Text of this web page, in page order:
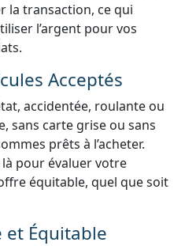
la transaction, ce qui
l’argent pour vos
Acceptés
accidentée, roulante ou
sans carte grise ou sans
prêts à l’acheter.
pour évaluer votre
équitable, quel que soit
et Équitable